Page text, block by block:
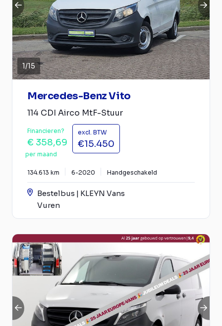
1/15
Mercedes-Benz Vito
114 CDI Airco MtF-Stuur
Financieren?
€ 358,69
per maand
excl. BTW
€15.450
134.613 km 6-2020 Handgeschakeld
Bestelbus | KLEYN Vans
Vuren